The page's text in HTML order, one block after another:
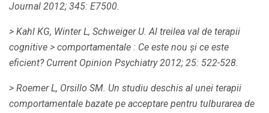
Journal 2012; 345: E7500.
> Kahl KG, Winter L, Schweiger U. Al treilea val de terapii
cognitive > comportamentale : Ce este nou și ce este
eficient? Current Opinion Psychiatry 2012; 25: 522-528.
> Roemer L, Orsillo SM. Un studiu deschis al unei terapii
comportamentale bazate pe acceptare pentru tulburarea de